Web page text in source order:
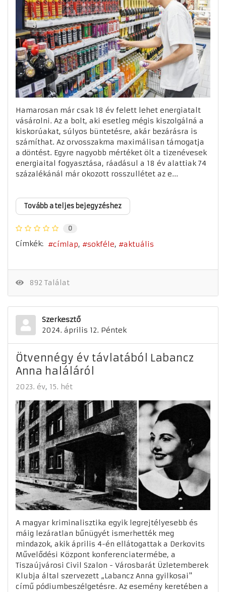
Hamarosan már csak 18 év felett lehet energiatalt
vásárolni. Az a bolt, aki esetleg mégis kiszolgálná a
kiskorúakat, súlyos büntetésre, akár bezárásra is
számíthat. Az orvosszakma maximálisan támogatja
a döntést. Egyre nagyobb mértéket ölt a tizenévesek
energiaital fogyasztása, ráadásul a 18 év alattiak 74
százalékánál már okozott rosszullétet az e...
Tovább a teljes bejegyzéshez
0
Címkék: címlap sokféle aktuális
892 Találat
Szerkesztő
2024. április 12. Péntek
Ötvennégy év távlatából Labancz
Anna haláláról
2023. év 15. hét
A magyar kriminalisztika egyik legrejtélyesebb és
máig lezáratlan bűnügyét ismerhették meg
mindazok, akik április 4-én ellátogattak a Derkovits
Művelődési Központ konferenciatermébe, a
Tiszaújvárosi Civil Szalon - Városbarát Üzletemberek
Klubja által szervezett „Labancz Anna gyilkosai"
című pódiumbeszélgetésre. Az esemény keretében a